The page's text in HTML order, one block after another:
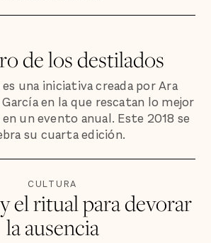
de los destilados
una iniciativa creada por Ara
en la que rescatan lo mejor
un evento anual. Este 2018 se
su cuarta edición.
CULTURA
el ritual para devorar
la ausencia